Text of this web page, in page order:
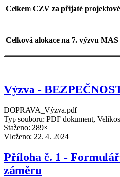
Celkem CZV za přijaté
Celková alokace na 7. výzvu MAS
Výzva -
DOPRAVA_Výzva.pdf
Typ souboru: PDF dokument,
Staženo: 289×
Vloženo: 22. 4. 2024
Příloha č. 1 -
záměru